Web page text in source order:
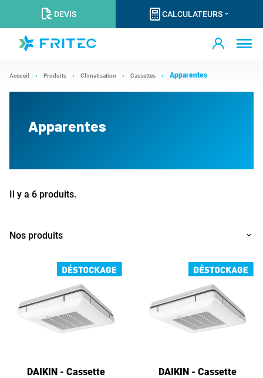
DEVIS CALCULATEURS
Accueil Produits Climatisation Cassettes Apparentes
Apparentes
Il y a 6 produits.
Nos produits
DAIKIN - Cassette
DAIKIN - Cassette